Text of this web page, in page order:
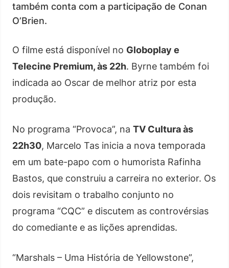
também conta com a participação de Conan
O’Brien.
O filme está disponível no Globoplay e
Telecine Premium, às 22h. Byrne também foi
indicada ao Oscar de melhor atriz por esta
produção.
No programa “Provoca”, na TV Cultura às
22h30, Marcelo Tas inicia a nova temporada
em um bate-papo com o humorista Rafinha
Bastos, que construiu a carreira no exterior. Os
dois revisitam o trabalho conjunto no
programa “CQC” e discutem as controvérsias
do comediante e as lições aprendidas.
“Marshals – Uma História de Yellowstone”,